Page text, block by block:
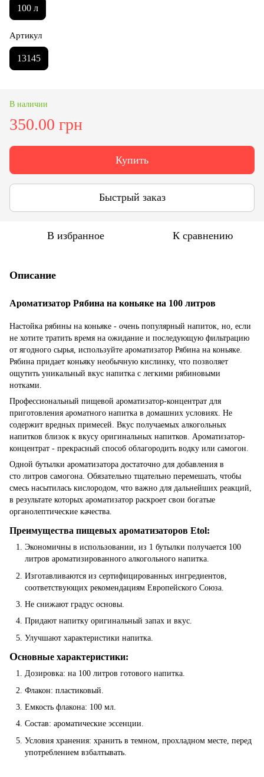
100 л
Артикул
13145
В наличии
350.00 грн
Купить
Быстрый заказ
В избранное К сравнению
Описание
Ароматизатор Рябина на коньяке на 100 литров
Настойка рябины на коньяке - очень популярный напиток, но, если
не хотите тратить время на ожидание и последующую фильтрацию
от ягодного сырья, используйте ароматизатор Рябина на коньяке.
Рябина придает коньяку необычную кислинку, что позволяет
ощутить уникальный вкус напитка с легкими рябиновыми
нотками.
Профессиональный пищевой ароматизатор-концентрат для
приготовления ароматного напитка в домашних условиях. Не
содержит вредных примесей. Вкус получаемых алкогольных
напитков близок к вкусу оригинальных напитков. Ароматизатор-
концентрат - прекрасный способ облагородить водку или самогон.
Одной бутылки ароматизатора достаточно для добавления в
сто литров самогона. Обязательно тщательно перемешать, чтобы
смесь насытилась кислородом, что важно для дальнейших реакций,
в результате которых ароматизатор раскроет свои богатые
органолептические качества.
Преимущества пищевых ароматизаторов Etol:
Экономичны в использовании, из 1 бутылки получается 100
литров ароматизированного алкогольного напитка.
Изготавливаются из сертифицированных ингредиентов,
соответствующих рекомендациям Европейского Союза.
Не снижают градус основы.
Придают напитку оригинальный запах и вкус.
Улучшают характеристики напитка.
Основные характеристики:
Дозировка: на 100 литров готового напитка.
Флакон: пластиковый.
Емкость флакона: 100 мл.
Состав: ароматические эссенции.
Условия хранения: хранить в темном, прохладном месте, перед
употреблением взбалтывать.